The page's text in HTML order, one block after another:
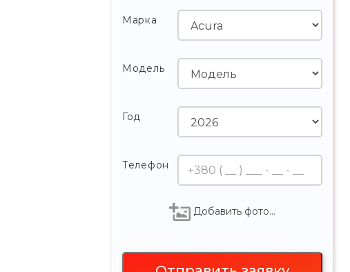
Марка
Модель
Год
Телефон
Добавить фото…